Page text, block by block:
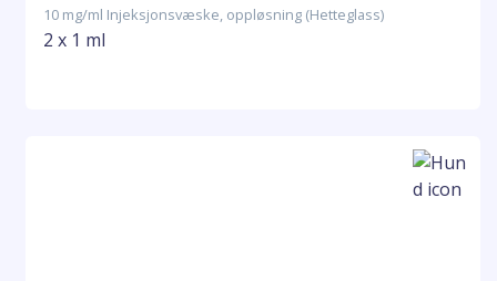
10 mg/ml Injeksjonsvæske, oppløsning (Hetteglass)
2 x 1 ml